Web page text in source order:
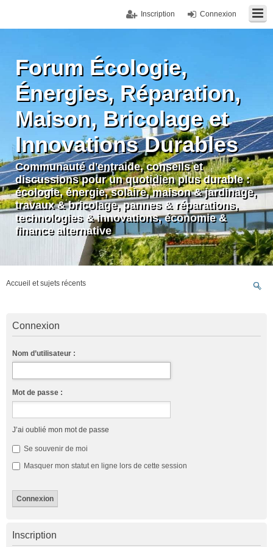
Connexion
Inscription
Forum Écologie,
Énergies, Réparation,
Maison, Bricolage et
Innovations Durables
Communauté d'entraide, conseils et
discussions pour un quotidien plus durable :
écologie, énergie, solaire, maison & jardinage,
travaux & bricolage, pannes & réparations,
technologies & innovations, économie &
finance alternative
Accueil et sujets récents
Connexion
Nom d’utilisateur :
Mot de passe :
J’ai oublié mon mot de passe
Se souvenir de moi
Masquer mon statut en ligne lors de cette session
Inscription